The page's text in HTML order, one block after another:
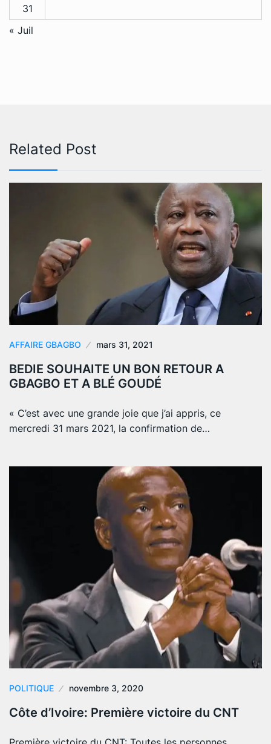
31
« Juil
Related Post
AFFAIRE GBAGBO mars 31, 2021
BEDIE SOUHAITE UN BON RETOUR A
GBAGBO ET A BLÉ GOUDÉ
« C’est avec une grande joie que j’ai appris, ce
mercredi 31 mars 2021, la confirmation de…
POLITIQUE novembre 3, 2020
Côte d’Ivoire: Première victoire du CNT